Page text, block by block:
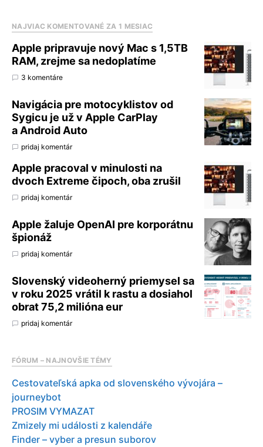
NAJVIAC KOMENTOVANÉ ZA 1 MESIAC
Apple pripravuje nový Mac s 1,5TB
RAM, zrejme sa nedoplatíme
3 komentáre
Navigácia pre motocyklistov od
Sygicu je už v Apple CarPlay
a Android Auto
pridaj komentár
Apple pracoval v minulosti na
dvoch Extreme čipoch, oba zrušil
pridaj komentár
Apple žaluje OpenAI pre korporátnu
špionáž
pridaj komentár
Slovenský videoherný priemysel sa
v roku 2025 vrátil k rastu a dosiahol
obrat 75,2 milióna eur
pridaj komentár
FÓRUM – NAJNOVŠIE TÉMY
Cestovateľská apka od slovenského vývojára –
journeybot
PROSIM VYMAZAT
Zmizely mi události z kalendáře
Finder – vyber a presun suborov